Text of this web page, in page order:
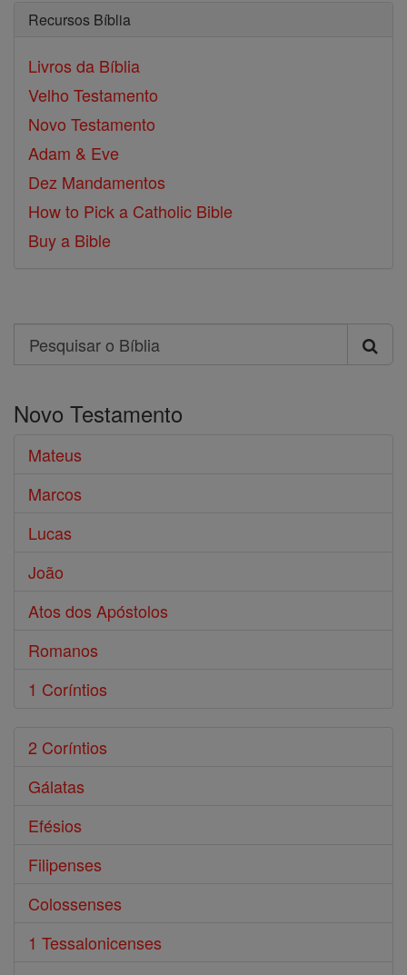
Recursos Bíblia
Livros da Bíblia
Velho Testamento
Novo Testamento
Adam & Eve
Dez Mandamentos
How to Pick a Catholic Bible
Buy a Bible
Search
Pesquisar
Bíblia
Novo Testamento
Mateus
Marcos
Lucas
João
Atos dos Apóstolos
Romanos
1 Coríntios
2 Coríntios
Gálatas
Efésios
Filipenses
Colossenses
1 Tessalonicenses